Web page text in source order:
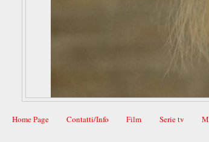
Home Page Contatti/Info Film Serie tv